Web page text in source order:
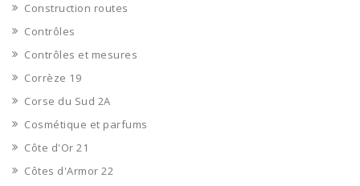
Construction routes
Contrôles
Contrôles et mesures
Corrèze 19
Corse du Sud 2A
Cosmétique et parfums
Côte d'Or 21
Côtes d'Armor 22